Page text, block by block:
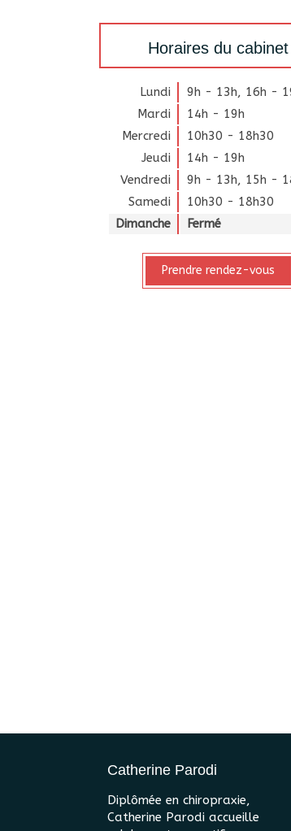
Horaires du cabinet
Lundi 9h - 13h, 16h -
Mardi
14h - 19h
Mercredi
10h30 - 18h30
Jeudi
14h - 19h
Vendredi
9h - 13h, 15h -
Samedi
10h30 - 18h30
Dimanche
Fermé
Prendre rendez-vous
Catherine Parodi
Diplômée en chiropraxie,
Catherine Parodi accueille